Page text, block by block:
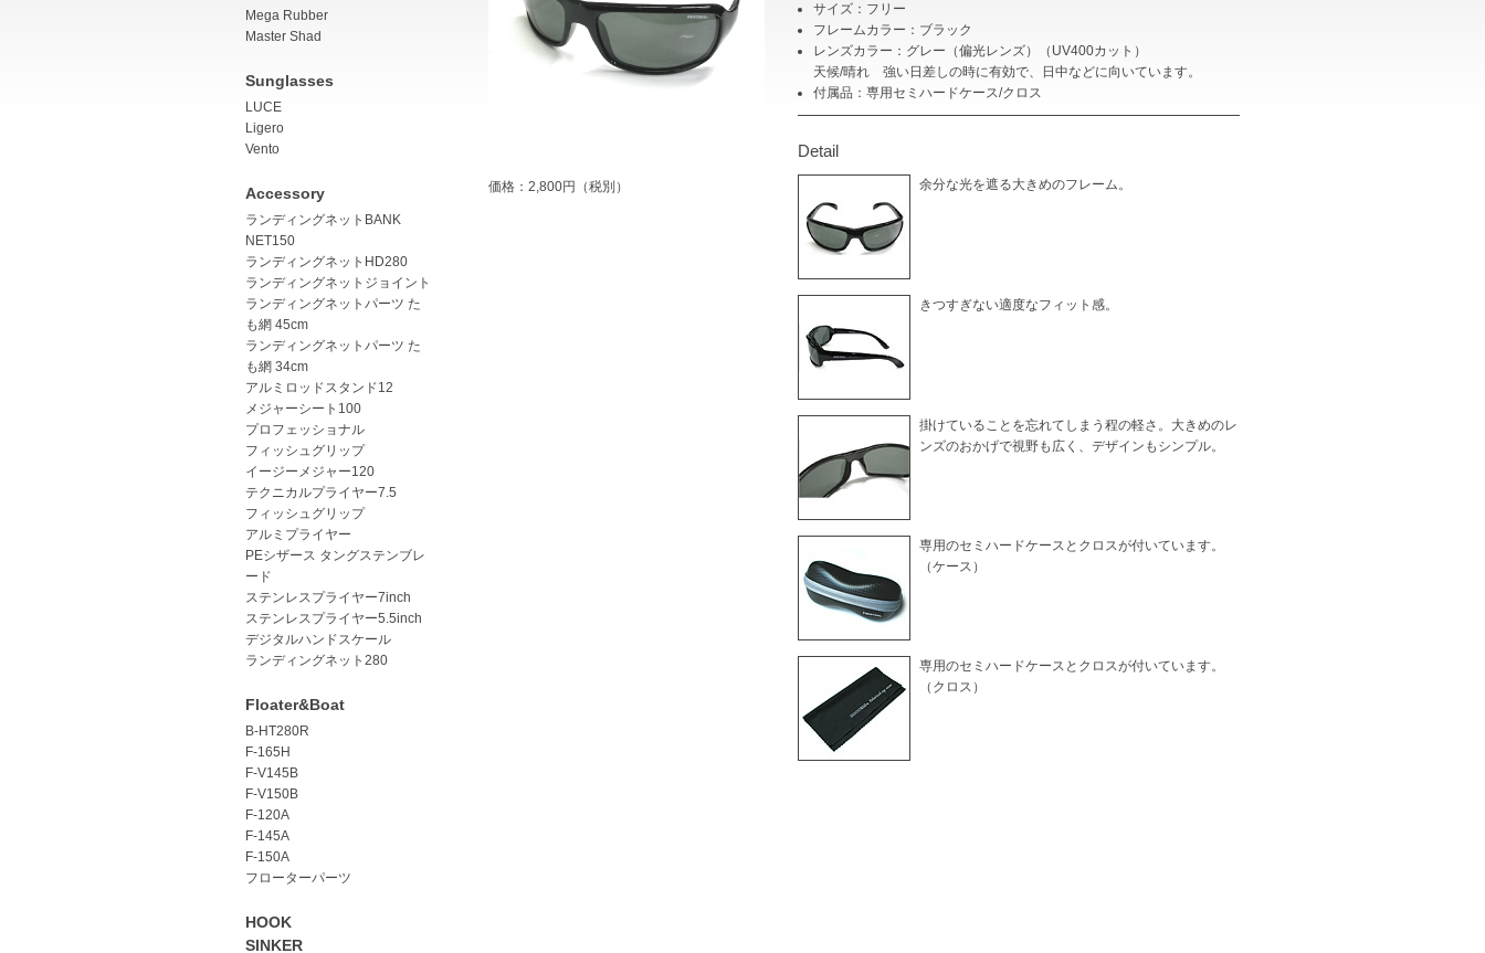
Mega Rubber
Master Shad
Sunglasses
LUCE
Ligero
Vento
Accessory
ランディングネットBANK
NET150
ランディングネットHD280
ランディングネットジョイント
ランディングネットパーツ た
も網 45cm
ランディングネットパーツ た
も網 34cm
アルミロッドスタンド12
メジャーシート100
プロフェッショナル
フィッシュグリップ
イージーメジャー120
テクニカルプライヤー7.5
フィッシュグリップ
アルミプライヤー
PEシザース タングステンブレ
ード
ステンレスプライヤー7inch
ステンレスプライヤー5.5inch
デジタルハンドスケール
ランディングネット280
Floater&Boat
B-HT280R
F-165H
F-V145B
F-V150B
F-120A
F-145A
F-150A
フローターパーツ
HOOK
SINKER
価格：2,800円（税別）
サイズ：フリー
フレームカラー：ブラック
レンズカラー：グレー（偏光レンズ）（UV400カット）
天候/晴れ 強い日差しの時に有効で、日中などに向いています。
付属品：専用セミハードケース/クロス
Detail
余分な光を遮る大きめのフレーム。
きつすぎない適度なフィット感。
掛けていることを忘れてしまう程の軽さ。大きめのレ
ンズのおかげで視野も広く、デザインもシンプル。
専用のセミハードケースとクロスが付いています。
（ケース）
専用のセミハードケースとクロスが付いています。
（クロス）